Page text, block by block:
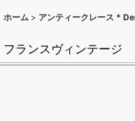
ホーム > アンティークレース *
フランスヴィンテージ